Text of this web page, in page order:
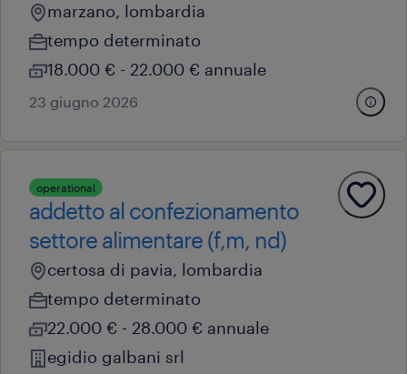
marzano, lombardia
tempo determinato
18.000 € - 22.000 € annuale
23 giugno 2026
operational
addetto al confezionamento
settore alimentare (f,m, nd)
certosa di pavia, lombardia
tempo determinato
22.000 € - 28.000 € annuale
egidio galbani srl